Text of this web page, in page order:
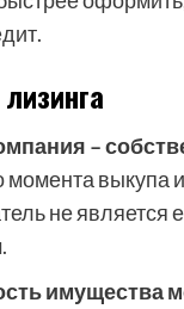
–
выкупа
не является
имущества